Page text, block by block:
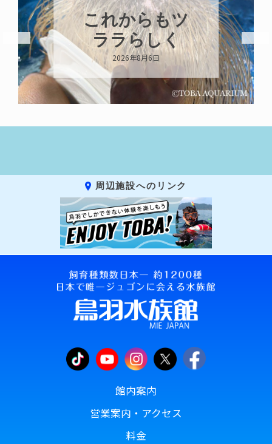
これからもツ
ララらしく
2026年8月6日
周辺施設へのリンク
館内案内
営業案内・アクセス
料金